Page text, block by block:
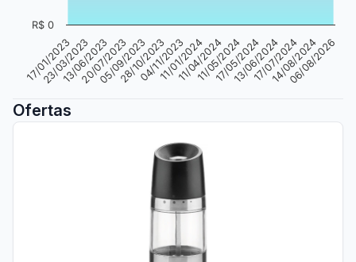
17/01/2023
23/03/2023
13/06/2023
20/07/2023
05/09/2023
28/10/2023
04/11/2023
11/01/2024
11/04/2024
11/05/2024
17/05/2024
13/06/2024
17/07/2024
14/08/2024
06/08/2026
R$ 0
Ofertas